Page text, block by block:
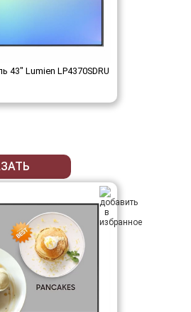
43" Lumien LP4370SDRU